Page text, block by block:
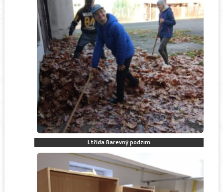
I.třída Barevný podzim